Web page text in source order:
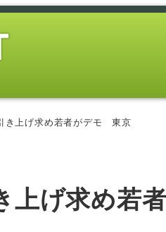
き上げ求め若者がデモ 東京
上げ求め若